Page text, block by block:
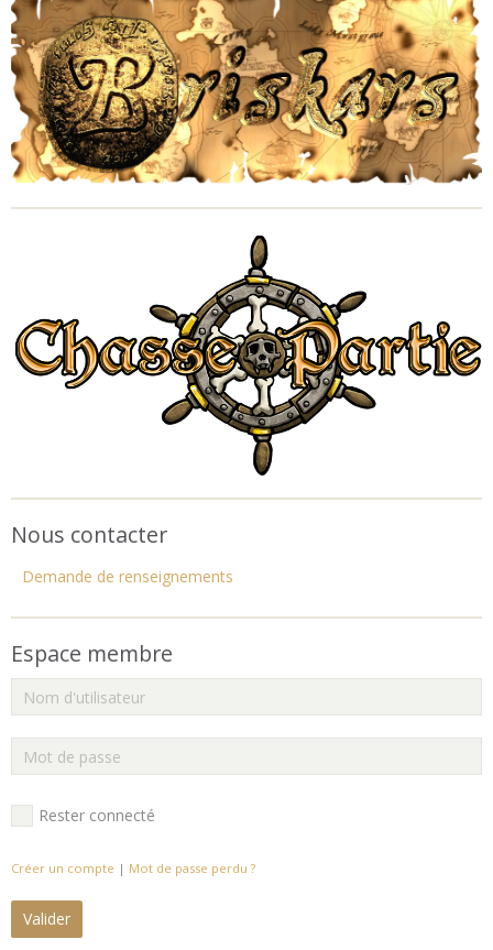
Nous contacter
Demande de renseignements
Espace membre
Rester connecté
Créer un compte | Mot de passe perdu ?
Valider